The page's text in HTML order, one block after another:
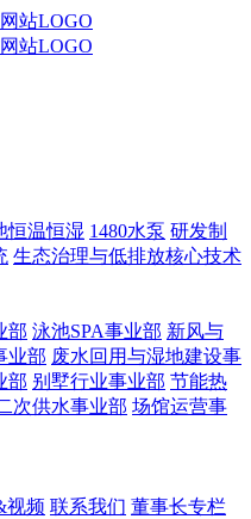
恒温恒湿 1480水泵 研发制
生态治理与低排放核心技术
部 泳池SPA事业部 新风与
业部 废水回用与湿地建设事
部 别墅行业事业部 节能热
次供水事业部 场馆运营事
视频 联系我们 董事长专栏